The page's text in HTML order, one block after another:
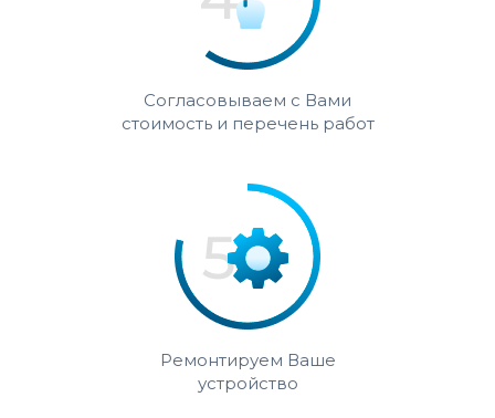
Согласовываем с Вами
стоимость и перечень работ
Ремонтируем Ваше
устройство